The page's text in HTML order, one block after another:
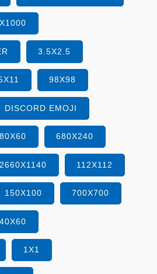
3.5X2.5
98X98
DISCORD EMOJI
680X240
2660X1140 112X112
150X100 700X700
1X1